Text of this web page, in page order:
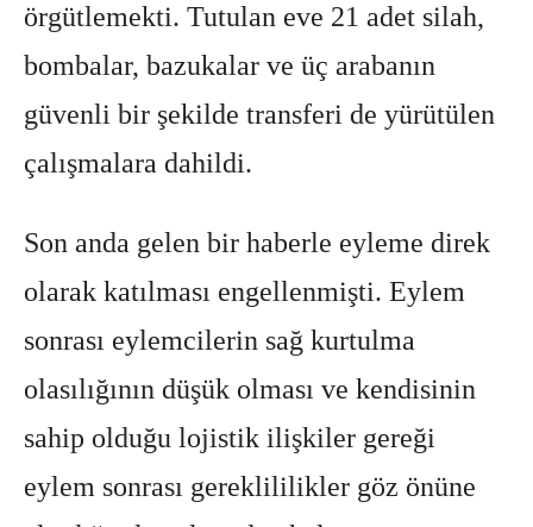
örgütlemekti. Tutulan eve 21 adet silah,
bombalar, bazukalar ve üç arabanın
güvenli bir şekilde transferi de yürütülen
çalışmalara dahildi.
Son anda gelen bir haberle eyleme direk
olarak katılması engellenmişti. Eylem
sonrası eylemcilerin sağ kurtulma
olasılığının düşük olması ve kendisinin
sahip olduğu lojistik ilişkiler gereği
eylem sonrası gereklililikler göz önüne